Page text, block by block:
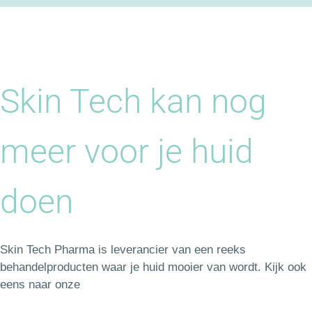
Skin Tech kan nog
meer voor je huid
doen
Skin Tech Pharma is leverancier van een reeks
behandelproducten waar je huid mooier van wordt. Kijk ook
eens naar onze